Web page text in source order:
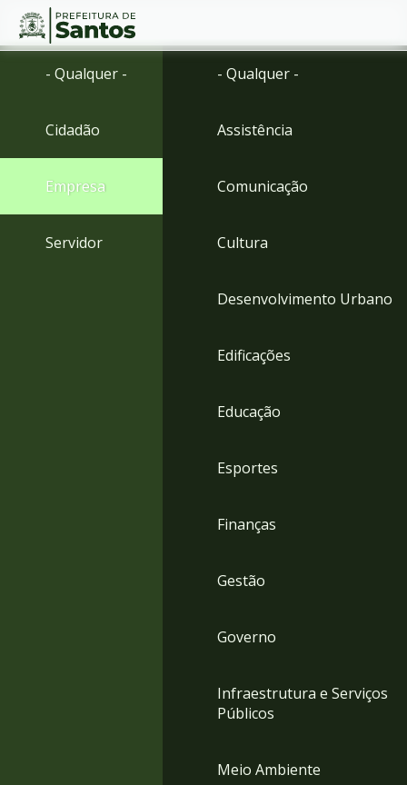
Ir
Ir
menu
Conteúdo
- Qualquer -
Cidadão
Empresa
Servidor
- Qualquer -
Assistência
Comunicação
Cultura
Desenvolvimento Urbano
Edificações
Educação
Esportes
Finanças
Gestão
Governo
Infraestrutura e Serviços
Públicos
Meio Ambiente